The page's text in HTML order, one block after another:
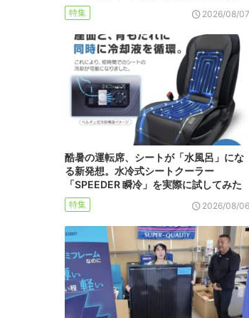
特集 2026/08/07
酷暑の運転席、シートが「水風呂」にな
る新発想。水冷式シートクーラー
「SPEEDER 瞬冷」を実際に試してみた
特集 2026/08/06